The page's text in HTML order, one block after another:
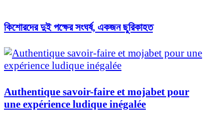
কিশোরদের দুই পক্ষের সংঘর্ষ, একজন ছুরিকাহত
Authentique savoir-faire et mojabet pour
une expérience ludique inégalée